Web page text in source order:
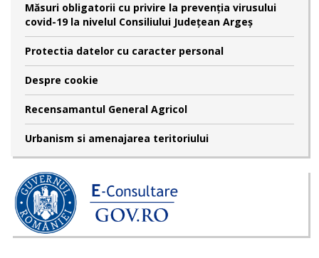
Măsuri obligatorii cu privire la prevenția virusului
covid-19 la nivelul Consiliului Județean Argeș
Protectia datelor cu caracter personal
Despre cookie
Recensamantul General Agricol
Urbanism si amenajarea teritoriului